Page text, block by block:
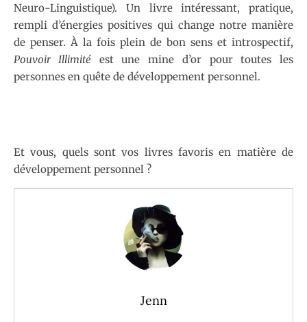
Neuro-Linguistique). Un livre intéressant, pratique,
rempli d’énergies positives qui change notre manière
de penser. À la fois plein de bon sens et introspectif,
Pouvoir Illimitéest une mine d’or pour toutes les
personnes en quête de développement personnel.
Et vous, quels sont vos livres favoris en matière de
développement personnel ?
Jenn